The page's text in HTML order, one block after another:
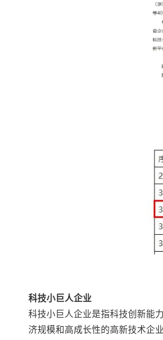
科技小巨人企业
科技小巨人企业是指科技创新能
济规模和高成长性的高新技术企